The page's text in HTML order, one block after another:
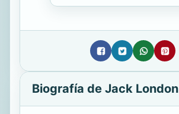
Biografía de Jack London